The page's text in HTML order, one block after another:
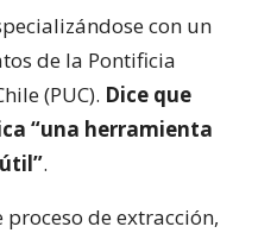
con un
de la Pontificia
(PUC). Dice que
“una herramienta
.
proceso de extracción,